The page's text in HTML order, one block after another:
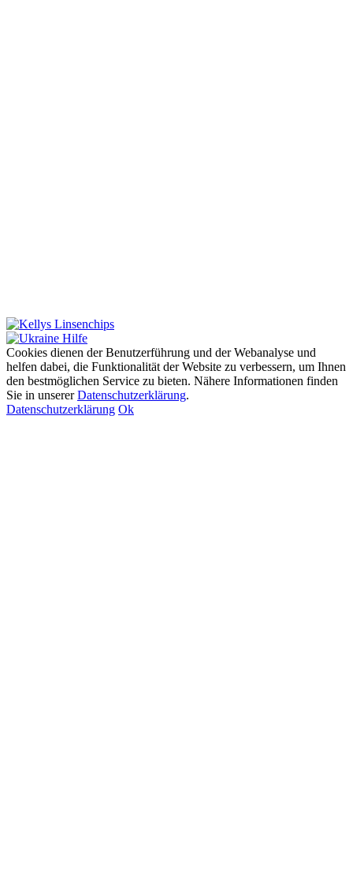
Cookies dienen der Benutzerführung und der Webanalyse und
helfen dabei, die Funktionalität der Website zu verbessern, um Ihnen
den bestmöglichen Service zu bieten. Nähere Informationen finden
Sie in unsererDatenschutzerklärung.
Datenschutzerklärung Ok